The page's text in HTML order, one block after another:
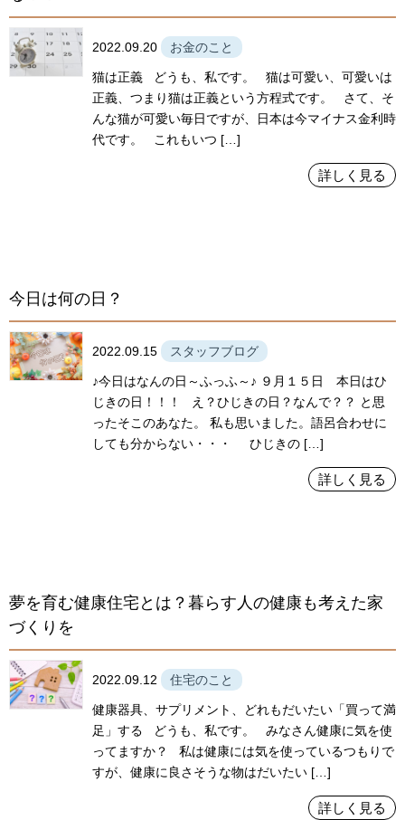
2022.09.20 お金のこと
猫は正義 どうも、私です。 猫は可愛い、可愛いは
正義、つまり猫は正義という方程式です。 さて、そ
んな猫が可愛い毎日ですが、日本は今マイナス金利時
代です。 これもいつ […]
詳しく見る
今日は何の日？
2022.09.15 スタッフブログ
♪今日はなんの日～ふっふ～♪ ９月１５日 本日はひ
じきの日！！！ え？ひじきの日？なんで？？ と思
ったそこのあなた。 私も思いました。語呂合わせに
しても分からない・・・ ひじきの […]
詳しく見る
夢を育む健康住宅とは？暮らす人の健康も考えた家
づくりを
2022.09.12 住宅のこと
健康器具、サプリメント、どれもだいたい「買って満
足」する どうも、私です。 みなさん健康に気を使
ってますか？ 私は健康には気を使っているつもりで
すが、健康に良さそうな物はだいたい […]
詳しく見る